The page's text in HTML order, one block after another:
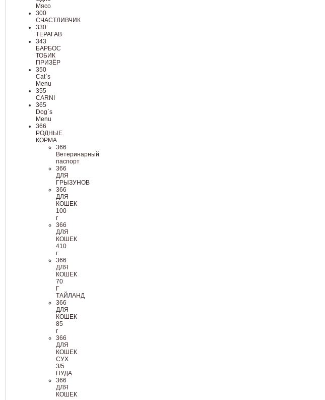
Мясо
300
СЧАСТЛИВЧИК
330
ТЕРАГАВ
343
БАРБОС
ТОБИК
ПРИЗЁР
350
Cat`s
Menu
355
CARNI
365
Dog`s
Menu
366
РОДНЫЕ
КОРМА
366
Ветеринарный
паспорт
366
ДЛЯ
ГРЫЗУНОВ
366
ДЛЯ
КОШЕК
100
г
366
ДЛЯ
КОШЕК
410
г
366
ДЛЯ
КОШЕК
70
Г
ТАЙЛАНД
366
ДЛЯ
КОШЕК
85
г
366
ДЛЯ
КОШЕК
СУХ
3/5
ПУДА
366
ДЛЯ
КОШЕК